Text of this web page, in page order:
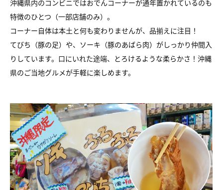
沖縄県内のコンビニではおでんコーナーが通年置かれているのも
特徴のひとつ（一部店舗のみ）。
コーナー自体は本土と何も変わりませんが、品揃えに注目！
てびち（豚の足）や、ソーキ（豚のあばら肉）がしっかり仲間入
りしています。口にいれた途端、とろけるような柔らかさ！沖縄
県のご当地グルメが手軽に楽しめます。